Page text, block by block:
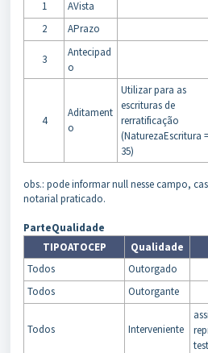
1
AVista
2
APrazo
3
Antecipad
o
4
Aditament
o
Utilizar para as
escrituras de
rerratificação
(NaturezaEscritura =
35)
obs.: pode informar null nesse campo,
notarial praticado.
ParteQualidade
TIPOATOCEP
Qualidade
Todos
Outorgado
Todos
Outorgante
Todos Interveniente